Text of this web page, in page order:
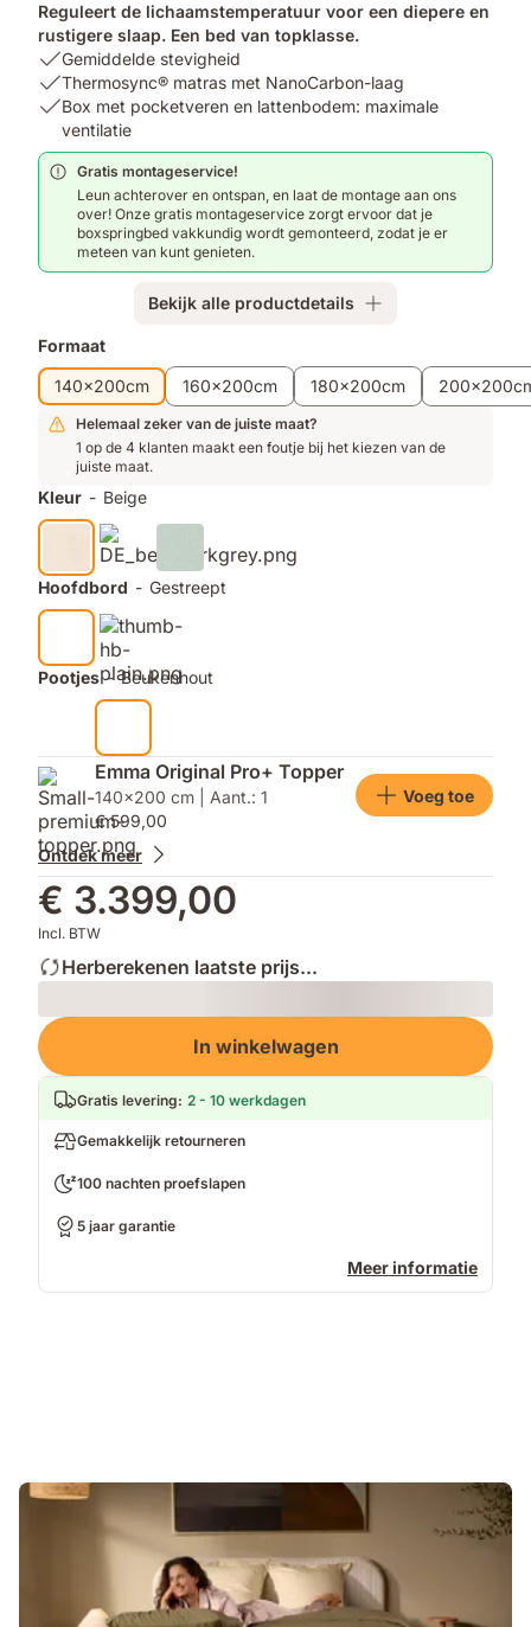
Reguleert de lichaamstemperatuur voor een diepere en
rustigere slaap. Een bed van topklasse.
USP
1:
Gemiddelde
stevigheid
Gemiddelde stevigheid
USP
2:
Thermosync®
matras
met
NanoCarbon-
Thermosync® matras met NanoCarbon-laag
USP
Box
met
pocketveren
lattenbodem:
maximale
Box met pocketveren en lattenbodem: maximale
ventilatie
Gratis montageservice!
Leun achterover en ontspan, en laat de montage aan ons
over! Onze gratis montageservice zorgt ervoor dat je
boxspringbed vakkundig wordt gemonteerd, zodat je er
meteen van kunt genieten.
Bekijk alle productdetails
Extra
producten
Formaat
140x200cm
160x200cm 180x200cm
Helemaal zeker van de juiste maat?
1 op de 4 klanten maakt een foutje bij het kiezen van de
juiste maat.
Kleur - Beige
Hoofdbord - Gestreept
Pootjes - Beukenhout
Emma Original Pro+ Topper
140x200 cm | Aant.: 1
€ 599,00
Voeg toe
Ontdek meer
€ 3.399,00
Incl. BTW
Herberekenen laatste prijs...
Loading
In winkelwagen
Gratis levering: 2 - 10 werkdagen
Gemakkelijk retourneren
100 nachten proefslapen
5 jaar garantie
Meer informatie